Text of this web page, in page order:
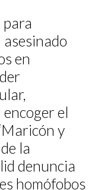
para
en
el
y
la
denuncia
homófobos